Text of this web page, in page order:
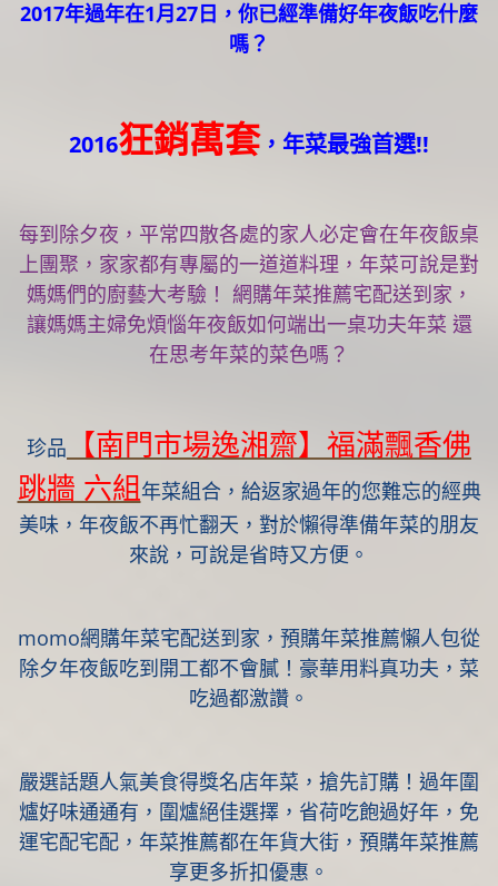
2017年過年在1月27日，你已經準備好年夜飯吃什麼
嗎？
2016狂銷萬套，年菜最強首選!!
每到除夕夜，平常四散各處的家人必定會在年夜飯桌
上團聚，家家都有專屬的一道道料理，年菜可說是對
媽媽們的廚藝大考驗！ 網購年菜推薦宅配送到家，
讓媽媽主婦免煩惱年夜飯如何端出一桌功夫年菜 還
在思考年菜的菜色嗎？
珍品
【南門市場逸湘齋】福滿飄香佛
跳牆 六組年菜組合，給返家過年的您難忘的經典
美味，年夜飯不再忙翻天，對於懶得準備年菜的朋友
來說，可說是省時又方便。
momo網購年菜宅配送到家，預購年菜推薦懶人包從
除夕年夜飯吃到開工都不會膩！豪華用料真功夫，菜
吃過都激讚。
嚴選話題人氣美食得獎名店年菜，搶先訂購！過年圍
爐好味通通有，圍爐絕佳選擇，省荷吃飽過好年，免
運宅配宅配，年菜推薦都在年貨大街，預購年菜推薦
享更多折扣優惠。